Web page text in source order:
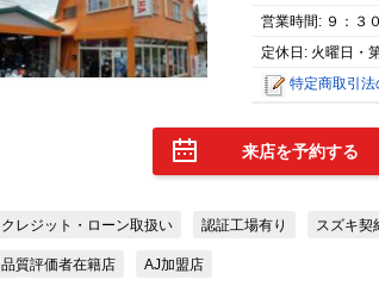
営業時間: ９：３
定休日: 火曜日・
特定商取引法
来店を予約する
クレジット・ローン取扱い 認証工場有り スズキ契
品質評価者在籍店 AJ加盟店